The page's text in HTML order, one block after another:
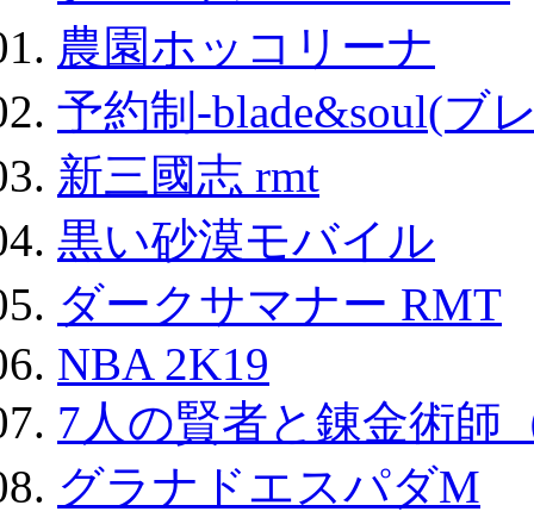
農園ホッコリーナ
予約制-blade&soul(ブ
新三國志 rmt
黒い砂漠モバイル
ダークサマナー RMT
NBA 2K19
7人の賢者と錬金術師
グラナドエスパダM